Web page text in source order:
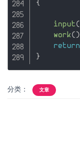
{
input(
work()
return
}
分类： 文章